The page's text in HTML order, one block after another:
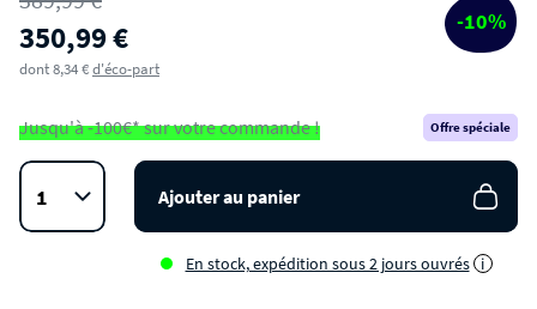
Table basse en fibre de ciment 120x55cm
350,99 € -10%
dont 8,34 €d'éco-part
Jusqu'à -100€* sur votre commande ! Offre spéciale
Ajouter au panier
En stock, expédition sous 2 jours ouvrés i